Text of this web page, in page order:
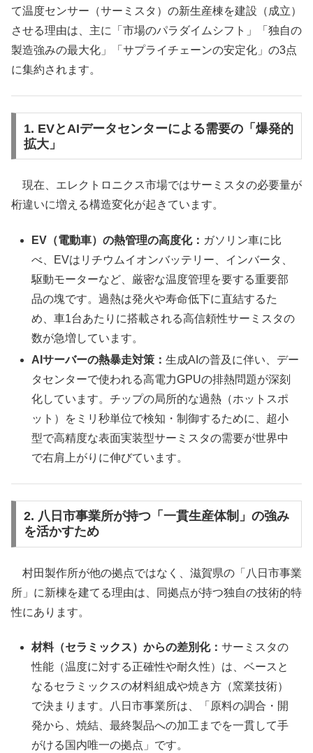
て温度センサー（サーミスタ）の新生産棟を建設（成立）
させる理由は、主に「市場のパラダイムシフト」「独自の
製造強みの最大化」「サプライチェーンの安定化」の3点
に集約されます。
1. EVとAIデータセンターによる需要の「爆発的
拡大」
現在、エレクトロニクス市場ではサーミスタの必要量が
桁違いに増える構造変化が起きています。
EV（電動車）の熱管理の高度化： ガソリン車に比
べ、EVはリチウムイオンバッテリー、インバータ、
駆動モーターなど、厳密な温度管理を要する重要部
品の塊です。過熱は発火や寿命低下に直結するた
め、車1台あたりに搭載される高信頼性サーミスタの
数が急増しています。
AIサーバーの熱暴走対策：生成AIの普及に伴い、デー
タセンターで使われる高電力GPUの排熱問題が深刻
化しています。チップの局所的な過熱（ホットスポ
ット）をミリ秒単位で検知・制御するために、超小
型で高精度な表面実装型サーミスタの需要が世界中
で右肩上がりに伸びています。
2. 八日市事業所が持つ「一貫生産体制」の強み
を活かすため
村田製作所が他の拠点ではなく、滋賀県の「八日市事業
所」に新棟を建てる理由は、同拠点が持つ独自の技術的特
性にあります。
材料（セラミックス）からの差別化：サーミスタの
性能（温度に対する正確性や耐久性）は、ベースと
なるセラミックスの材料組成や焼き方（窯業技術）
で決まります。八日市事業所は、「原料の調合・開
発から、焼結、最終製品への加工までを一貫して手
がける国内唯一の拠点」です。